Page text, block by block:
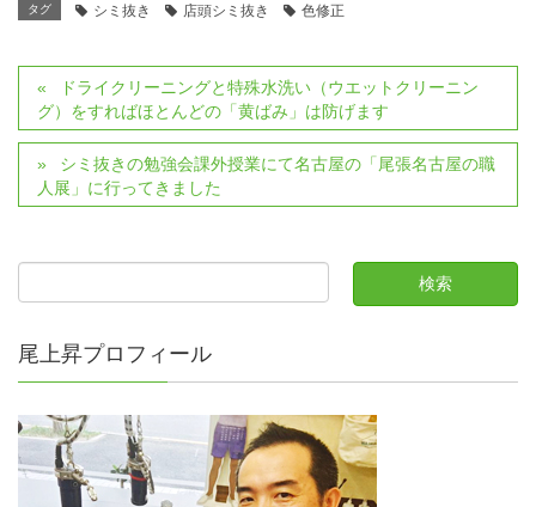
タグ シミ抜き 店頭シミ抜き 色修正
ドライクリーニングと特殊水洗い（ウエットクリーニン
グ）をすればほとんどの「黄ばみ」は防げます
シミ抜きの勉強会課外授業にて名古屋の「尾張名古屋の職
人展」に行ってきました
尾上昇プロフィール